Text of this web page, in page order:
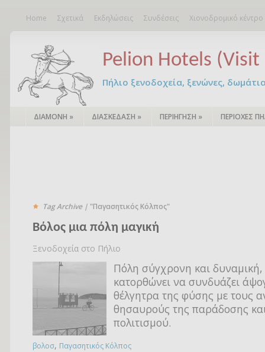
Home Σχετικά Εκδηλώσεις Συνδέσεις Χιονοδρομικό
Pelion Hotels (Visit
Πήλιο ξενοδοχεία, ξενώνες,
ΔΙΑΜΟΝΗ » ΔΙΑΣΚΕΔΑΣΗ » ΠΕΡΙΗΓΗΣΗ » ΠΕΡΙΟΧΕΣ
Tag Archive | "Παγασητικός Κόλπος"
Βόλος μια πόλη μαγική
Ξενοδοχεία στο Πήλιο
Πόλη σύγχρονη και
κατορθώνει να συνδυάζει
θέλγητρα της φύσης με τους
θησαυρούς της παράδοσης
πολιτισμού.
βολοσ, Παγασητικός Κόλπος